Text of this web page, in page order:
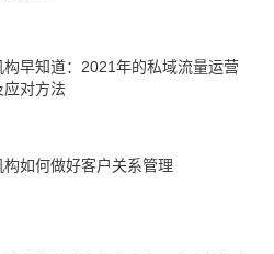
构早知道：2021年的私域流量运营
应对方法
构如何做好客户关系管理